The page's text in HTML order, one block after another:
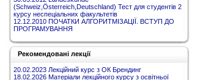
(Schweiz,Österreich,Deutschland) Тест для студентів 2
курсу неспеціальних факультетів
12.12.2010 ПОЧАТКИ АЛГОРИТМІЗАЦІЇ. ВСТУП ДО
ПРОГРАМУВАННЯ
Рекомендовані лекції
20.02.2023 Лекційний курс з ОК Брендинг
18.02.2026 Матеріали лекційного курсу з освітньої